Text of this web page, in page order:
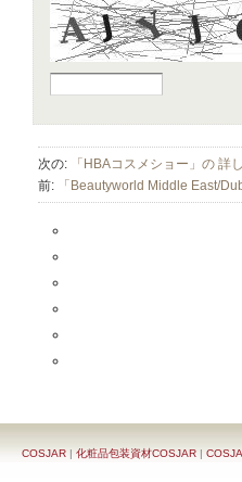
次の:
「HBAコスメショー」の 詳
前:
「Beautyworld Middle East/
COSJAR | 化粧品包装資材COSJAR |